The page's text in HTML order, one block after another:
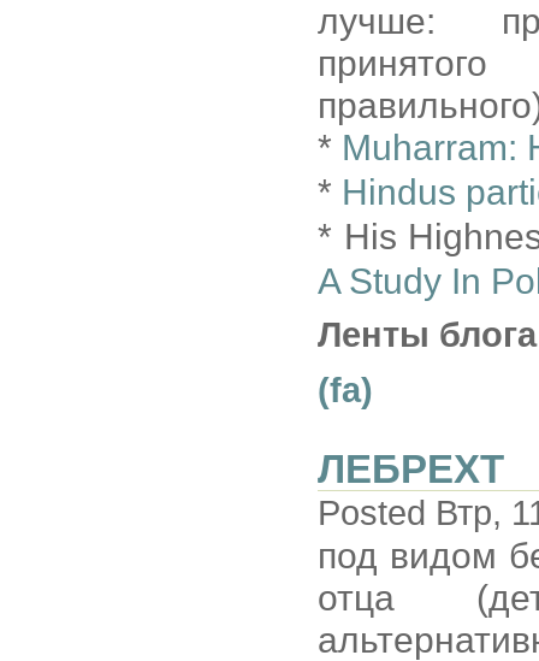
лучше:
* Muharram:
* Hindus
* His
A Study In
Ленты
(fa)
ЛЕБРЕХТ
Posted Втр,
под видом
отца